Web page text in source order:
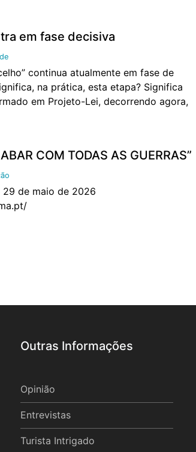
em fase decisiva
continua atualmente em fase de
na prática, esta etapa? Significa
em Projeto-Lei, decorrendo agora,
COM TODAS AS GUERRAS”
de maio de 2026
Outras Informações
Opinião
Entrevistas
Turista Intrigado